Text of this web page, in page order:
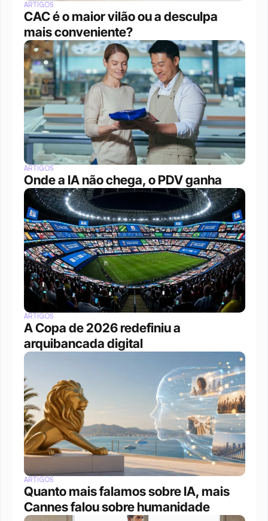
ARTIGOS
CAC é o maior vilão ou a desculpa
mais conveniente?
ARTIGOS
Onde a IA não chega, o PDV ganha
ARTIGOS
A Copa de 2026 redefiniu a
arquibancada digital
ARTIGOS
Quanto mais falamos sobre IA, mais
Cannes falou sobre humanidade